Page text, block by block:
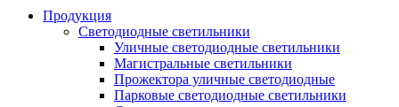
Продукция
Светодиодные светильники
Уличные светодиодные светильники
Магистральные светильники
Прожектора уличные светодиодные
Парковые светодиодные светильники